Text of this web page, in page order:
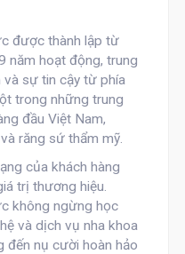
được thành lập từ
năm hoạt động, trung
sự tin cậy từ phía
trong những trung
đầu Việt Nam,
răng sứ thẩm mỹ.
của khách hàng
trị thương hiệu.
không ngừng học
và dịch vụ nha khoa
đến nụ cười hoàn hảo